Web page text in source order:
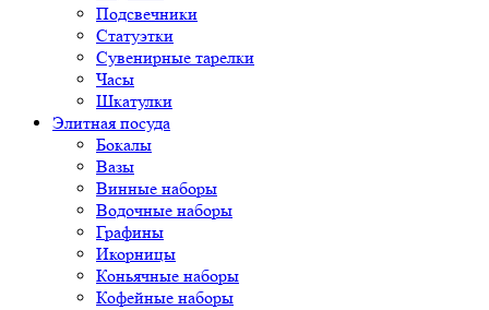
Подсвечники
Статуэтки
Сувенирные тарелки
Часы
Шкатулки
Элитная посуда
Бокалы
Вазы
Винные наборы
Водочные наборы
Графины
Икорницы
Коньячные наборы
Кофейные наборы